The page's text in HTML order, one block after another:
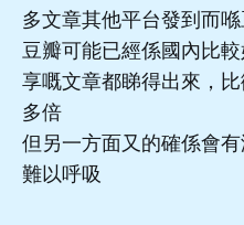
多文章其他平台發到而
豆瓣可能已經係國內比
享嘅文章都睇得出來，
多倍
但另一方面又的確係會
難以呼吸